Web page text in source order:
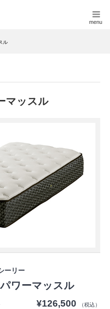
menu
ル
マッスル
ーリー
ワーマッスル
¥126,500 （税込）